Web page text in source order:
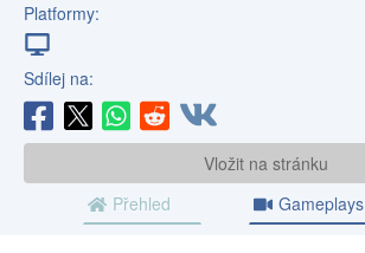
Platformy:
Sdílej na:
Vložit na stránku
Přehled
Gameplays